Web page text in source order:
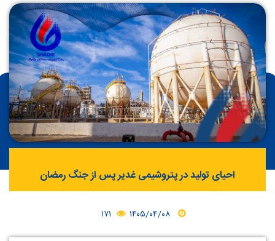
احیای تولید در پتروشیمی غدیر پس از جنگ رمضان
۱۴۰۵/۰۴/۰۸ ۱۷۱